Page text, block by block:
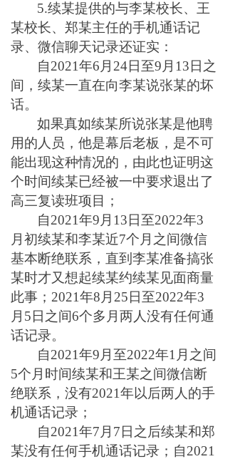
5.续某提供的与李某校长、王
某校长、郑某主任的手机通话记
录、微信聊天记录还证实：
自2021年6月24日至9月13日之
间，续某一直在向李某说张某的坏
话。
如果真如续某所说张某是他聘
用的人员，他是幕后老板，是不可
能出现这种情况的，由此也证明这
个时间续某已经被一中要求退出了
高三复读班项目；
自2021年9月13日至2022年3
月初续某和李某近7个月之间微信
基本断绝联系，直到李某准备搞张
某时才又想起续某约续某见面商量
此事；2021年8月25日至2022年3
月5日之间6个多月两人没有任何通
话记录。
自2021年9月至2022年1月之间
5个月时间续某和王某之间微信断
绝联系，没有2021年以后两人的手
机通话记录；
自2021年7月7日之后续某和郑
某没有任何手机通话记录；自2021